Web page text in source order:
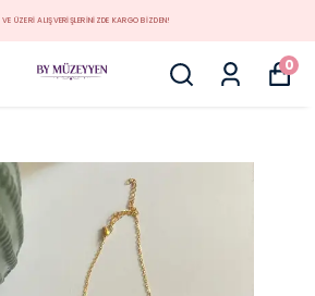
MÜZEYYEN YENİ KOLEKSİYON
0